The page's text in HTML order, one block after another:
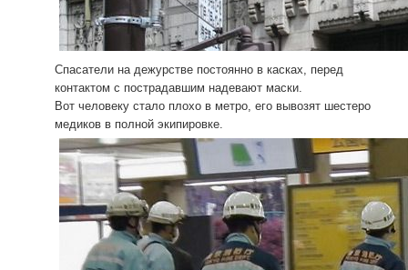
Спасатели на дежурстве постоянно в касках, перед
контактом с пострадавшим надевают маски.
Вот человеку стало плохо в метро, его вывозят шестеро
медиков в полной экипировке.